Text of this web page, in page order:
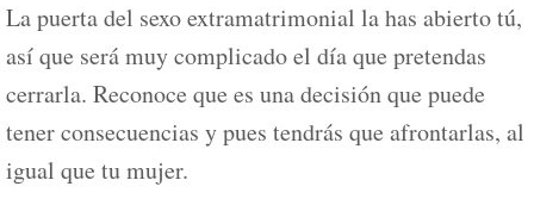
La puerta del sexo extramatrimonial la has abierto tú,
así que será muy complicado el día que pretendas
cerrarla. Reconoce que es una decisión que puede
tener consecuencias y pues tendrás que afrontarlas, al
igual que tu mujer.